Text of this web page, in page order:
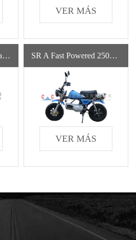
VER MÁS
ZTR Garantizado Calidad Único Vehículo De Cuatro Ruedas Nuevo Deporte De Gasolina Para Automóvil SR A Fast Powered 250cc 400cc Gasolina Motocicleta De Alta Velocidad Por Gasolina
VER MÁS